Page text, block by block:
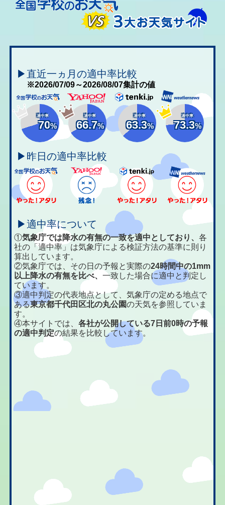
▶直近一ヵ月の適中率比較
※2026/07/09～2026/08/07集計の値
適中率
70%
適中率
66.7%
適中率
63.3%
適中率
73.3%
▶昨日の適中率比較
▶適中率について
①気象庁では降水の有無の一致を適中としており、各
社の「適中率」は気象庁による検証方法の基準に則り
算出しています。
②気象庁では、その日の予報と実際の24時間中の1mm
以上降水の有無を比べ、一致した場合に適中と判定し
ています。
③適中判定の代表地点として、気象庁の定める地点で
ある東京都千代田区北の丸公園の天気を参照していま
す。
④本サイトでは、各社が公開している7日前0時の予報
の適中判定の結果を比較しています。